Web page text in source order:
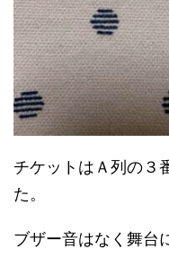
チケットはＡ列の３
た。
ブザー音はなく舞台